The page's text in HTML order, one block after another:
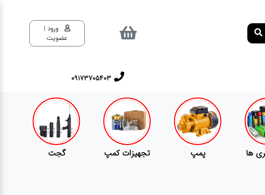
ورود |
عضویت
٠٩١٧٣٧٠٥٤٠٣
ها پمپ تجهیزات کمپ گجت